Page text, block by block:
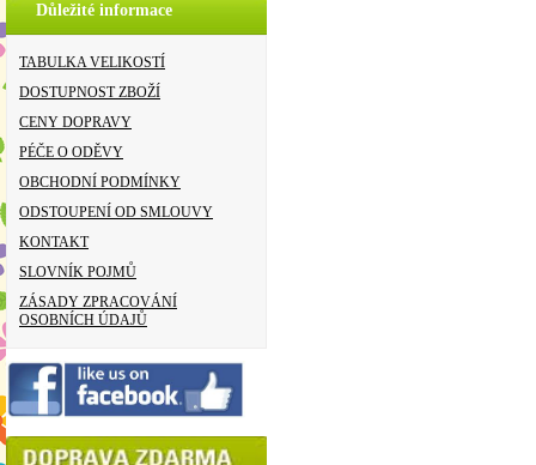
Důležité informace
TABULKA VELIKOSTÍ
DOSTUPNOST ZBOŽÍ
CENY DOPRAVY
PÉČE O ODĚVY
OBCHODNÍ PODMÍNKY
ODSTOUPENÍ OD SMLOUVY
KONTAKT
SLOVNÍK POJMŮ
ZÁSADY ZPRACOVÁNÍ
OSOBNÍCH ÚDAJŮ